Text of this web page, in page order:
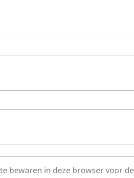
bewaren in deze browser voor